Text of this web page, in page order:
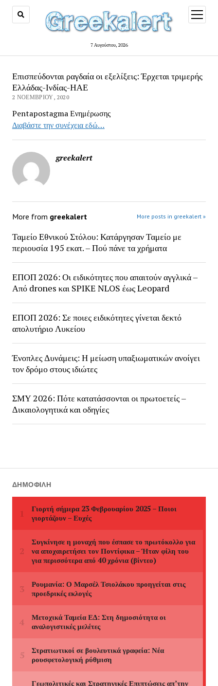
7 Αυγούστου, 2026
open
menu
Επισπεύδονται ραγδαία οι εξελίξεις: Έρχεται τριμερής
Ελλάδας-Ινδίας-ΗΑΕ
2 ΝΟΕΜΒΡΊΟΥ, 2020
Pentapostagma Ενημέρωσης
Διαβάστε την συνέχεια εδώ…
greekalert
More from greekalert More posts in greekalert »
Ταμείο Εθνικού Στόλου: Κατάργησαν Ταμείο με
περιουσία 195 εκατ. – Πού πάνε τα χρήματα
ΕΠΟΠ 2026: Οι ειδικότητες που απαιτούν αγγλικά –
Από drones και SPIKE NLOS έως Leopard
ΕΠΟΠ 2026: Σε ποιες ειδικότητες γίνεται δεκτό
απολυτήριο Λυκείου
Ένοπλες Δυνάμεις: Η μείωση υπαξιωματικών ανοίγει
τον δρόμο στους ιδιώτες
ΣΜΥ 2026: Πότε κατατάσσονται οι πρωτοετείς –
Δικαιολογητικά και οδηγίες
ΔΗΜΟΦΙΛΉ